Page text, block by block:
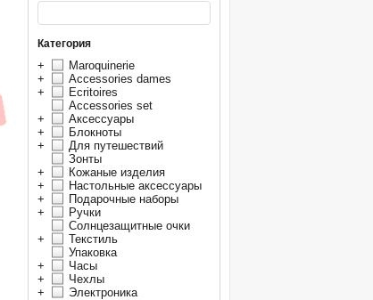
Категория
+
Maroquinerie
+
Accessories dames
+
Ecritoires
Accessories set
+
Аксессуары
+
Блокноты
+
Для путешествий
Зонты
+
Кожаные изделия
+
Настольные аксессуары
+
Подарочные наборы
+
Ручки
Солнцезащитные очки
+
Текстиль
Упаковка
+
Часы
+
Чехлы
+
Электроника